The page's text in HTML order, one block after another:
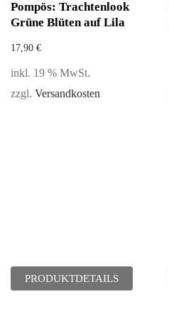
Pompös: Trachtenlook
Grüne Blüten auf Lila
17,90 €
inkl. 19 % MwSt.
zzgl. Versandkosten
PRODUKTDETAILS